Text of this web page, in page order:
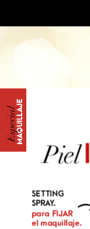
Piel
SETTING
SPRAY.
para FIJAR
el maquillaje.
MAQUILLAJE
Especial